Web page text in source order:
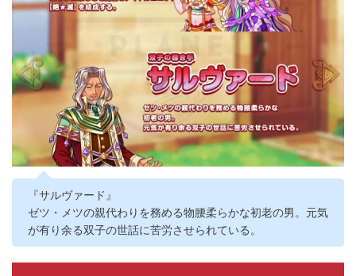
『サルヴァード』
ゼツ・メツの親代わりを務める物腰柔らかな初老の男。元気
が有り余る双子の世話に苦労させられている。